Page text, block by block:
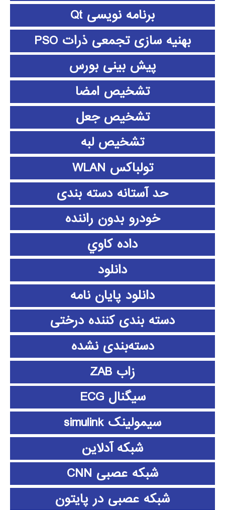
برنامه نویسی Qt
بهنیه سازی تجمعی ذرات PSO
پیش بینی بورس
تشخیص امضا
تشخیص جعل
تشخیص لبه
تولباکس WLAN
حد آستانه دسته بندی
خودرو بدون راننده
داده كاوي
دانلود
دانلود پايان نامه
دسته بندی کننده درختی
دسته‌بندی نشده
زاب ZAB
سیگنال ECG
سیمولینک simulink
شبکه آدلاین
شبکه عصبی CNN
شبکه عصبی در پایتون